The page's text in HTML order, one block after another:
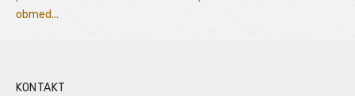
obmed...
KONTAKT